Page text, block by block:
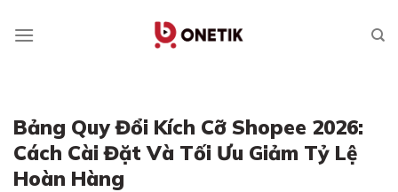
Bảng Quy Đổi Kích Cỡ Shopee 2026:
Cách Cài Đặt Và Tối Ưu Giảm Tỷ Lệ
Hoàn Hàng